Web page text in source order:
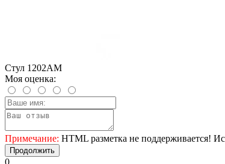
Стул 1202AM
Моя оценка:
Примечание: HTML разметка не поддерживается!
Продолжить
0